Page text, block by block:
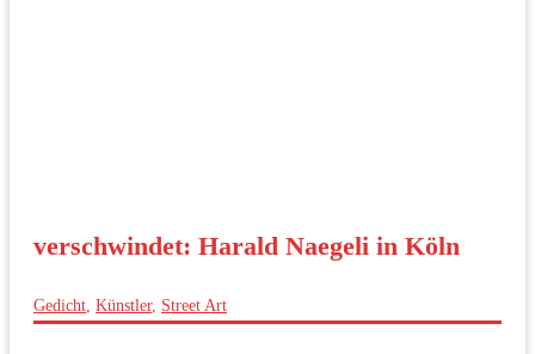
verschwindet: Harald Naegeli in Köln
Gedicht, Künstler, Street Art